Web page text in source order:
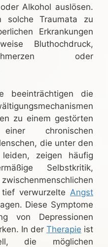
Alkohol auslösen.
solche Traumata zu
Erkrankungen
Bluthochdruck,
oder
beeinträchtigen die
zu einem gestörten
chronischen
die unter den
zeigen häufig
Selbstkritik,
verwurzelte Angst
Diese Symptome
von Depressionen
In der Therapie ist
die möglichen